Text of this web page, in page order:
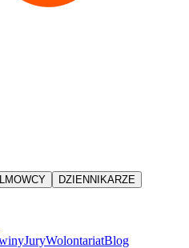
DZIENNIKARZE
JuryWolontariatBlog